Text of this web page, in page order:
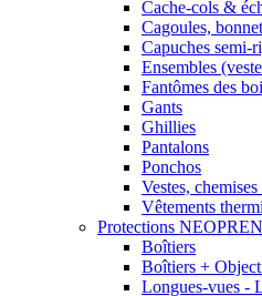
Cache-cols &
Cagoules,
Capuches
Ensembles
Fantômes des
Gants
Ghillies
Pantalons
Ponchos
Vestes, chemises
Vêtements
Protections
Boîtiers
Boîtiers +
Longues-vues -